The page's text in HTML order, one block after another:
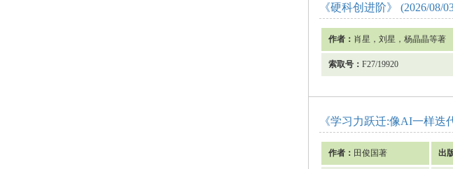
《硬科创进阶》 (2026/08/
作者： 肖星，刘星，杨晶晶等著
索取号： F27/19920
《学习力跃迁:像AI一样迭
作者： 田俊国著 出